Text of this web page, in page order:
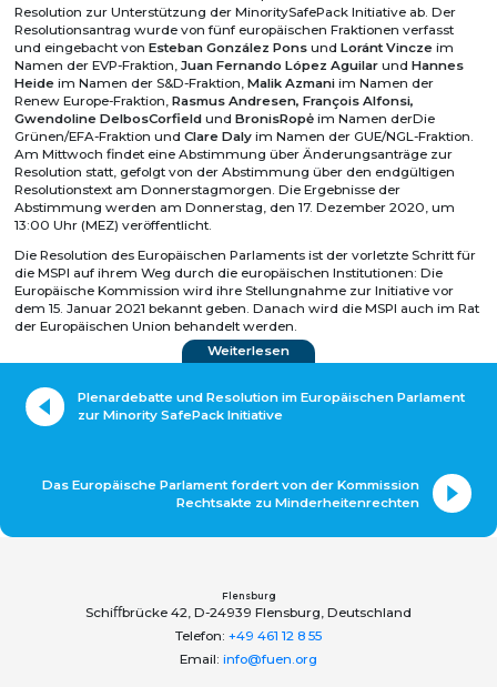
Resolution zur Unterstützung der MinoritySafePack Initiative ab. Der
Resolutionsantrag wurde von fünf europäischen Fraktionen verfasst
und eingebacht vonEsteban González Pons undLoránt Vincze im
Namen der EVP-Fraktion,Juan Fernando López Aguilar undHannes
Heide im Namen der S&D-Fraktion,Malik Azmani im Namen der
Renew Europe-Fraktion,Rasmus Andresen, François Alfonsi,
Gwendoline DelbosCorfield undBronisRopė im Namen derDie
Grünen/EFA-Fraktion undClare Daly im Namen der GUE/NGL-Fraktion.
Am Mittwoch findet eine Abstimmung über Änderungsanträge zur
Resolution statt, gefolgt von der Abstimmung über den endgültigen
Resolutionstext am Donnerstagmorgen. Die Ergebnisse der
Abstimmung werden am Donnerstag, den 17. Dezember 2020, um
13:00 Uhr (MEZ) veröffentlicht.
Die Resolution des Europäischen Parlaments ist der vorletzte Schritt für
die MSPI auf ihrem Weg durch die europäischen Institutionen: Die
Europäische Kommission wird ihre Stellungnahme zur Initiative vor
dem 15. Januar 2021 bekannt geben. Danach wird die MSPI auch im Rat
der Europäischen Union behandelt werden.
Weiterlesen
Plenardebatte und Resolution im Europäischen Parlament
zur Minority SafePack Initiative
Das Europäische Parlament fordert von der Kommission
Rechtsakte zu Minderheitenrechten
Flensburg
Schiﬀbrücke 42, D-24939 Flensburg, Deutschland
Telefon: +49 461 12 8 55
Email: info@fuen.org